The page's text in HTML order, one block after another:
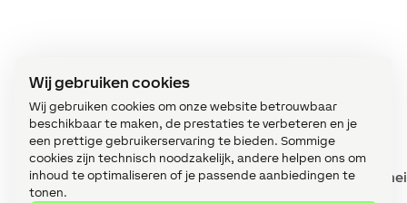
Wij gebruiken cookies
Wij gebruiken cookies om onze website betrouwbaar
beschikbaar te maken, de prestaties te verbeteren en je
een prettige gebruikerservaring te bieden. Sommige
cookies zijn technisch noodzakelijk, andere helpen ons om
inhoud te optimaliseren of je passende aanbiedingen te
tonen.
Diagnose ingangen↑
Korte
beschrijving
Beschrijving